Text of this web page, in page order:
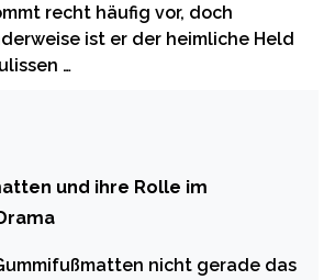
recht häufig vor, doch
ist er der heimliche Held
…
und ihre Rolle im
nicht gerade das